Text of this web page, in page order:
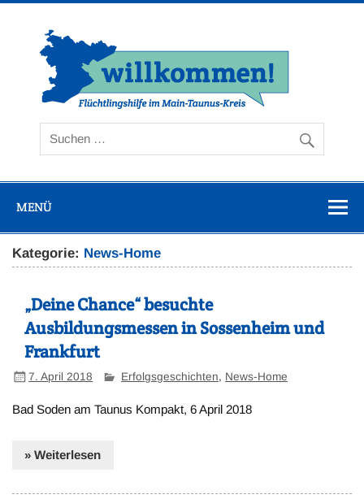
Zum
MENÜ
Kategorie: News-Home
„Deine Chance“ besuchte
Ausbildungsmessen in Sossenheim und
Frankfurt
7. April 2018 Erfolgsgeschichten, News-Home
Bad Soden am Taunus Kompakt, 6 April 2018
» Weiterlesen